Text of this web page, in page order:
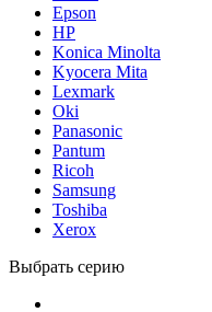
Epson
HP
Konica Minolta
Kyocera Mita
Lexmark
Oki
Panasonic
Pantum
Ricoh
Samsung
Toshiba
Xerox
Выбрать серию